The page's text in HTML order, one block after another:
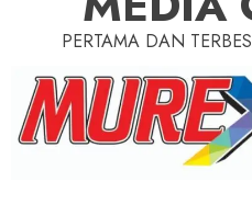
PERTAMA DAN